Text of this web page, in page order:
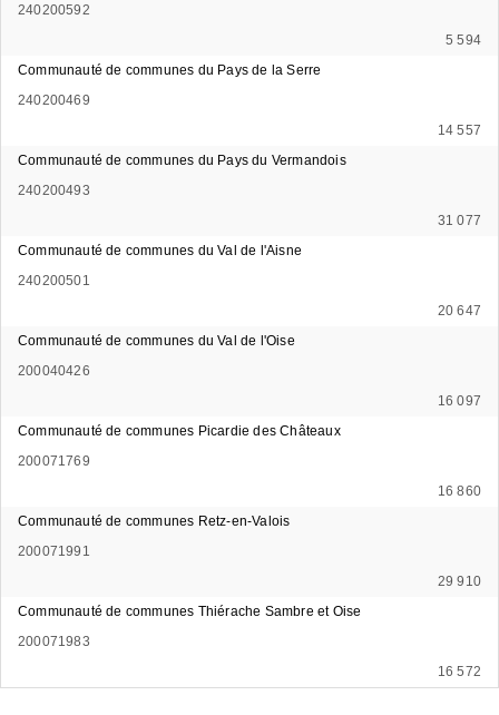
240200592
5 594
Communauté de communes du Pays de la Serre
240200469
14 557
Communauté de communes du Pays du Vermandois
240200493
31 077
Communauté de communes du Val de l'Aisne
240200501
20 647
Communauté de communes du Val de l'Oise
200040426
16 097
Communauté de communes Picardie des Châteaux
200071769
16 860
Communauté de communes Retz-en-Valois
200071991
29 910
Communauté de communes Thiérache Sambre et Oise
200071983
16 572